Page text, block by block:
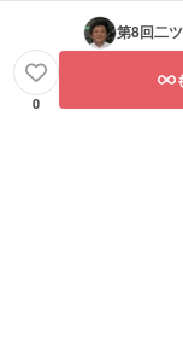
第8回二
0